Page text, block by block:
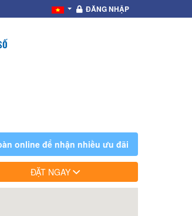
ĐĂNG NHẬP
online để nhận nhiều ưu đãi
ĐẶT NGAY